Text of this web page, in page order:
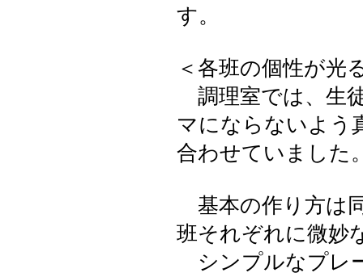
す。
＜各班の個性が光
調理室では、生
マにならないよう
合わせていました
基本の作り方は
班それぞれに微妙
シンプルなプレ